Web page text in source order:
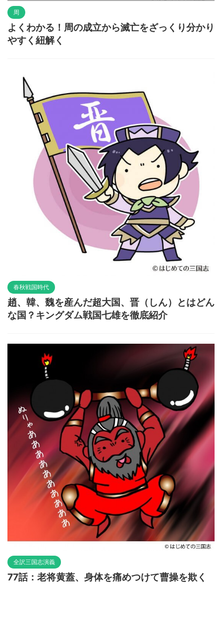
周
よくわかる！周の成立から滅亡をざっくり分かり
やすく紐解く
春秋戦国時代
趙、韓、魏を産んだ超大国、晋（しん）とはどん
な国？キングダム戦国七雄を徹底紹介
全訳三国志演義
77話：老将黄蓋、身体を痛めつけて曹操を欺く